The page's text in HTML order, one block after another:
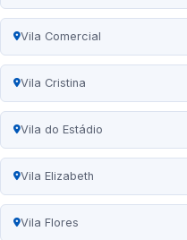
Vila Comercial
Vila Cristina
Vila do Estádio
Vila Elizabeth
Vila Flores